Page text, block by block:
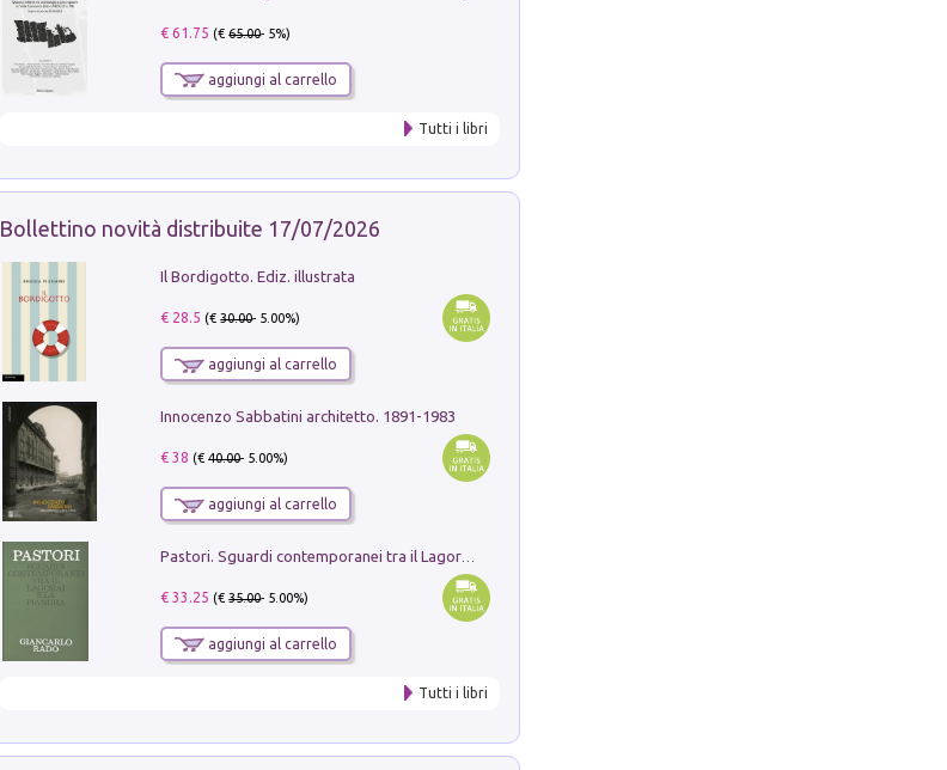
€ 61.75 (€65.00- 5%)
aggiungi al carrello
Tutti i libri
Bollettino novità distribuite 17/07/2026
Il Bordigotto. Ediz. illustrata
€ 28.5 (€30.00- 5.00%)
aggiungi al carrello
Innocenzo Sabbatini architetto. 1891-1983
€ 38 (€40.00- 5.00%)
aggiungi al carrello
€ 33.25 (€35.00- 5.00%)
aggiungi al carrello
Tutti i libri